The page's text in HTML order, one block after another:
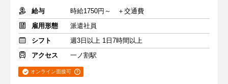
給与
時給1750円～ ＋交通費
雇用形態
派遣社員
シフト
週3日以上 1日7時間以上
アクセス
一ノ割駅
オンライン面接可